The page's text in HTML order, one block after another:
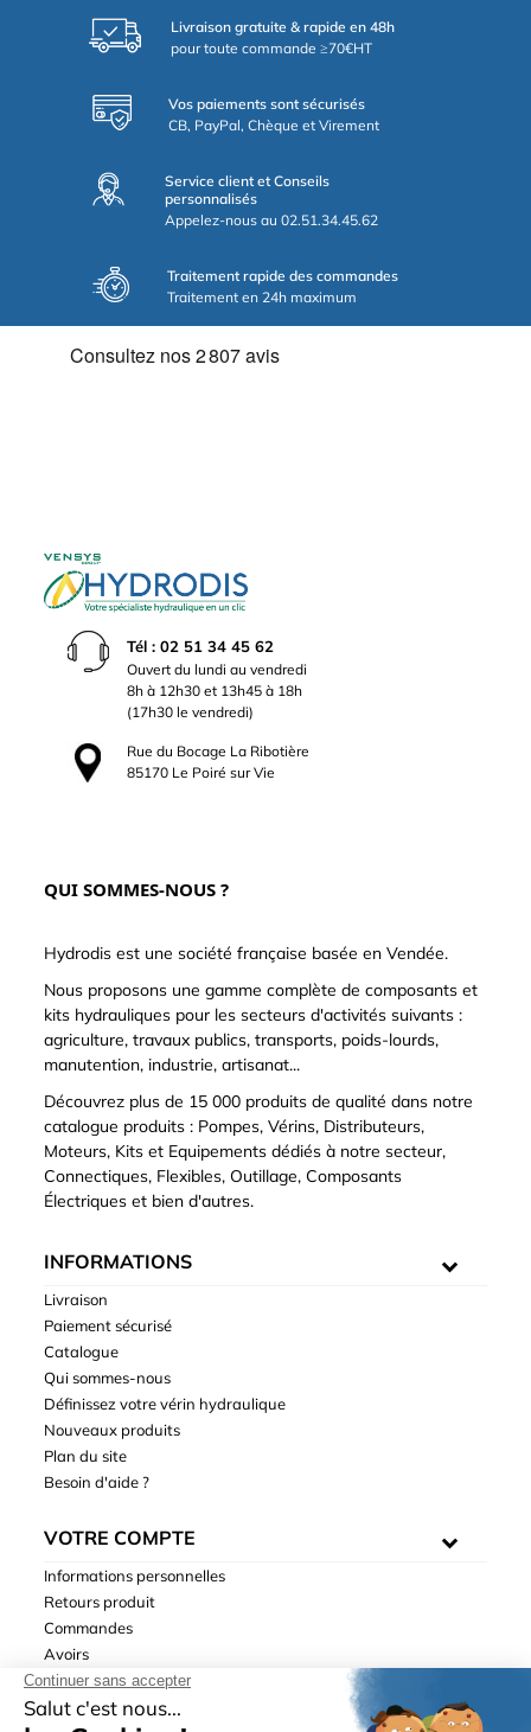
Livraison gratuite & rapide en 48h
pour toute commande ≥70€HT
Vos paiements sont sécurisés
CB, PayPal, Chèque et Virement
Service client et Conseils
personnalisés
Appelez-nous au 02.51.34.45.62
Traitement rapide des commandes
Traitement en 24h maximum
Tél : 02 51 34 45 62
Ouvert du lundi au vendredi
8h à 12h30 et 13h45 à 18h
(17h30 le vendredi)
Rue du Bocage La Ribotière
85170 Le Poiré sur Vie
QUI SOMMES-NOUS ?
Hydrodis est une société française basée en Vendée.
Nous proposons une gamme complète de composants et
kits hydrauliques pour les secteurs d'activités suivants :
agriculture, travaux publics, transports, poids-lourds,
manutention, industrie, artisanat...
Découvrez plus de 15 000 produits de qualité dans notre
catalogue produits : Pompes, Vérins, Distributeurs,
Moteurs, Kits et Equipements dédiés à notre secteur,
Connectiques, Flexibles, Outillage, Composants
Électriques et bien d'autres.
INFORMATIONS
Livraison
Paiement sécurisé
Catalogue
Qui sommes-nous
Définissez votre vérin hydraulique
Nouveaux produits
Plan du site
Besoin d'aide ?
VOTRE COMPTE
Informations personnelles
Retours produit
Commandes
Avoirs
Adresses
Bons de réduction